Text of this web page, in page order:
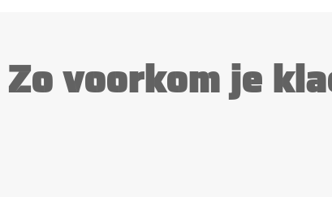
voorkom je